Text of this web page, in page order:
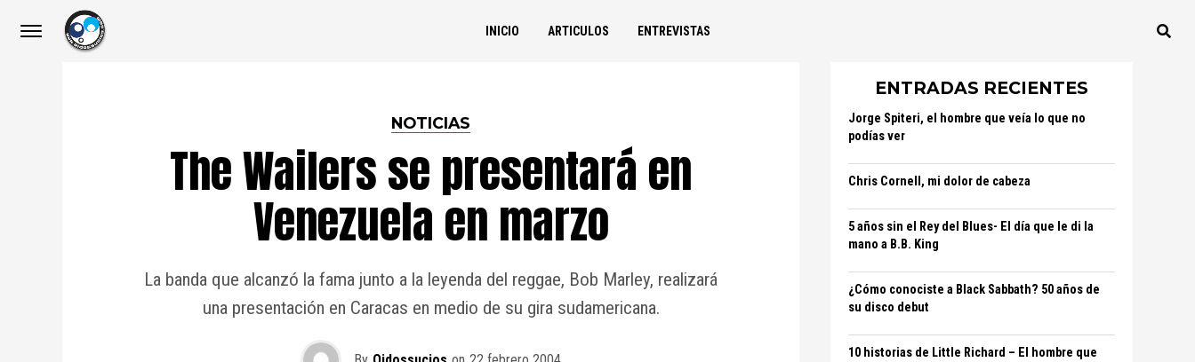
INICIO ARTICULOS ENTREVISTAS
NOTICIAS
The Wailers se presentará en
Venezuela en marzo
La banda que alcanzó la fama junto a la leyenda del reggae, Bob Marley, realizará
una presentación en Caracas en medio de su gira sudamericana.
ENTRADAS RECIENTES
Jorge Spiteri, el hombre que veía lo que no
podías ver
Chris Cornell, mi dolor de cabeza
5 años sin el Rey del Blues- El día que le di la
mano a B.B. King
¿Cómo conociste a Black Sabbath? 50 años de
su disco debut
10 historias de Little Richard – El hombre que